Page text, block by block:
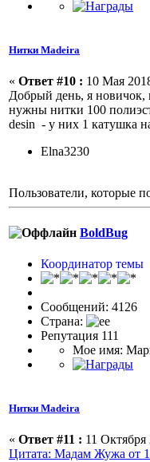
Нитки Madeira
« Ответ #10 : 10 Мая
Добрый день, я новичок,
нужны нитки 100
desin - у них 1 катушка
Elna3230
Пользователи, которые
BoldBug
Координатор темы
Сообщений: 4126
Страна:
Репутация 111
Мое имя:
Нитки Madeira
« Ответ #11 : 11 Октября
Цитата: Мадам Жужа от